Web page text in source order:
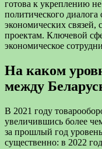
готова к укреплению
политического
экономических
проектам. Ключевой
экономическое
На каком
между
В 2021 году
увеличившись более
за прошлый год
существенно: в 2022